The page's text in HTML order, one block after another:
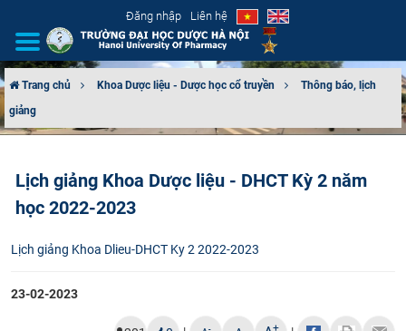
Đăng nhập Liên hệ
GIỚI THIỆU
TUYỂN SINH
ĐÀO TẠO
ĐẢM BẢO CHẤT LƯỢNG
Trang chủ Khoa Dược liệu - Dược học cổ truyền
Thông báo, lịch
giảng
Lịch giảng Khoa Dược liệu - DHCT Kỳ 2 năm
học 2022-2023
Lịch giảng Khoa Dlieu-DHCT Ky 2 2022-2023
23-02-2023
+